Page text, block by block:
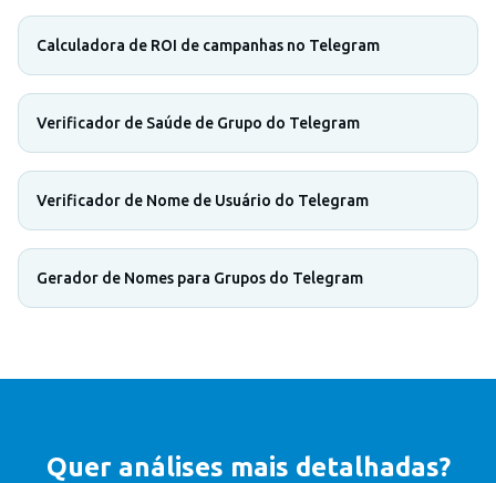
Calculadora de ROI de campanhas no Telegram
Verificador de Saúde de Grupo do Telegram
Verificador de Nome de Usuário do Telegram
Gerador de Nomes para Grupos do Telegram
Quer análises mais detalhadas?